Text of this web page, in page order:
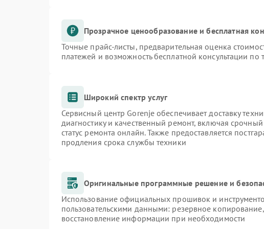
Прозрачное ценообразование и бесплатная
Точные прайс-листы, предварительная оценка
платежей и возможность бесплатной консультации по
Широкий спектр услуг
Сервисный центр Gorenje обеспечивает доставку
диагностику и качественный ремонт, включая
статус ремонта онлайн. Также предоставляется
продления срока службы техники
Оригинальные программные решение и
Использование официальных прошивок и
пользовательскими данными: резервное
восстановление информации при необходимости